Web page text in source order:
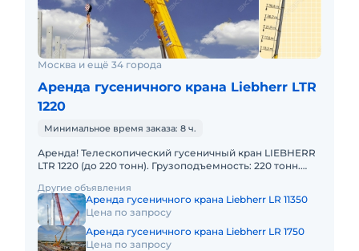
Москва и ещё 34 города
Аренда гусеничного крана Liebherr LTR
1220
Минимальное время заказа: 8 ч.
Аренда! Телескопический гусеничный кран LIEBHERR
LTR 1220 (до 220 тонн). Грузоподъемность: 220 тонн.
Другие объявления
Аренда гусеничного крана Liebherr LR 11350
Цена по запросу
Аренда гусеничного крана Liebherr LR 1750
Цена по запросу